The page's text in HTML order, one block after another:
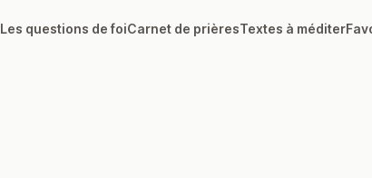
Les questions de foiCarnet de prièresTextes à méditer